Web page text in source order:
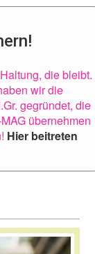
die bleibt.
wir die
gegründet, die
übernehmen
Hier beitreten